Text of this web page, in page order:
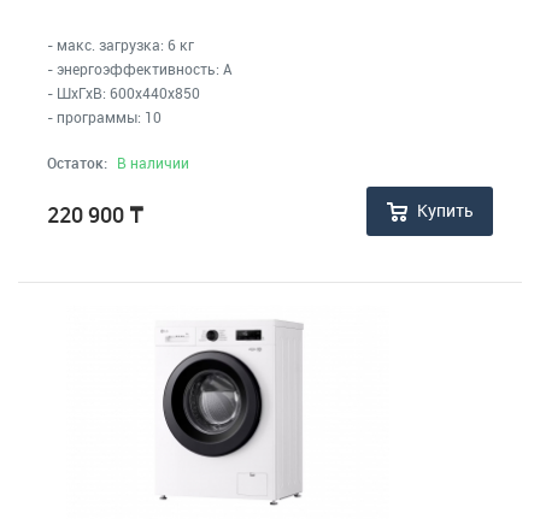
- макс. загрузка: 6 кг
- энергоэффективность: A
- ШхГхВ: 600x440x850
- программы: 10
Остаток: В наличии
220 900 ₸ Купить